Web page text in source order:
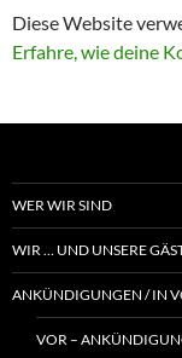
Diese Website
Erfahre, wie deine
WER WIR SIND
WIR … UND UNSERE
ANKÜNDIGUNGEN / IN
VOR –